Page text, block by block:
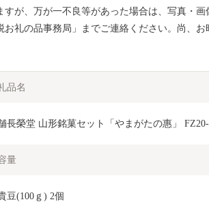
すが、万が一不良等があった場合は、写真・
お礼の品事務局」までご連絡ください。尚、
品名
長榮堂 山形銘菓セット「やまがたの惠」 FZ20-
量
豆(100ｇ) 2個